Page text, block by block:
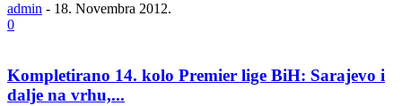
admin - 18. Novembra 2012.
0
Kompletirano 14. kolo Premier lige BiH: Sarajevo i
dalje na vrhu,...